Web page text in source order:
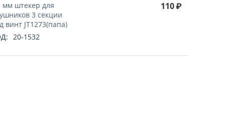
мм штекер для
3 секции
винт JT1273(папа)
20-1532
110₽